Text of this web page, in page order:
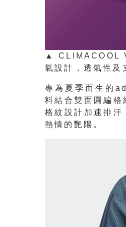
▲ CLIMACOOL
氣設計，透氣性及
專為夏季而生的
料結合雙面圓編格
格紋設計加速排汗
熱情的艷陽。